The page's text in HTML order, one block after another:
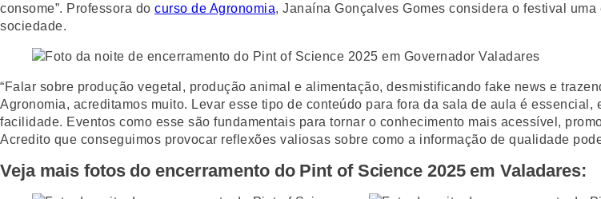
consome”. Professora do curso de Agronomia, Janaína Gonçalves Gomes considera o festival
sociedade.
“Falar sobre produção vegetal, produção animal e alimentação, desmistificando fake news e
Agronomia, acreditamos muito. Levar esse tipo de conteúdo para fora da sala de aula é
facilidade. Eventos como esse são fundamentais para tornar o conhecimento mais acessível,
Acredito que conseguimos provocar reflexões valiosas sobre como a informação de qualidade
Veja mais fotos do encerramento do Pint of Science 2025 em Valadares: